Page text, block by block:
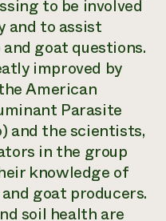
un
Llame a la
directa de
1-800-346-
to be involved
and to assist
goat questions.
improved by
American
Parasite
and the scientists,
in the group
knowledge of
goat producers.
soil health are